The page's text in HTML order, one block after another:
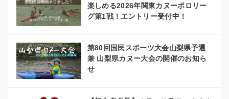
楽しめる2026年関東カヌーポロリー
グ第1戦！エントリー受付中！
第80回国民スポーツ大会山梨県予選
兼 山梨県カヌー大会の開催のお知ら
せ